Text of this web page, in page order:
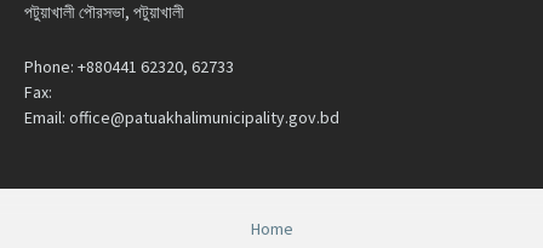
পটুয়াখালী পৌরসভা, পটুয়াখালী
Phone: +880441 62320, 62733
Fax:
Email: office@patuakhalimunicipality.gov.bd
Home